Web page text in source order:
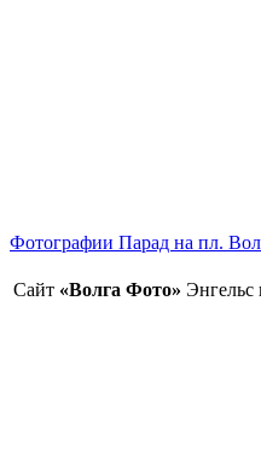
Фотографии Парад на пл.
Сайт «Волга Фото» Энгельс